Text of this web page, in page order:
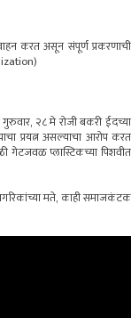
करत असून संपूर्ण प्रकरणाची
२८ मे रोजी बकरी ईदच्या
प्रयत्न असल्याचा आरोप करत
गेटजवळ प्लास्टिकच्या पिशवीत
मते, काही समाजकंटक